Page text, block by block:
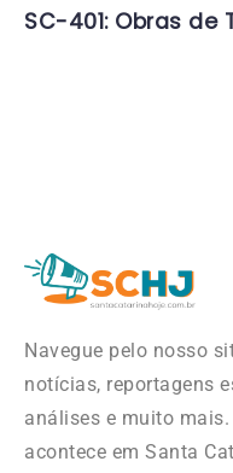
SC-401: Obras de
Navegue pelo nosso
notícias, reportagens
análises e muito
acontece em Santa